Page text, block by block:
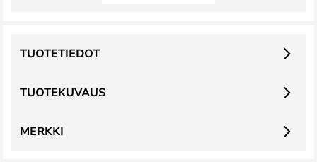
TUOTEKUVAUS
TUOTETIEDOT
MERKKI